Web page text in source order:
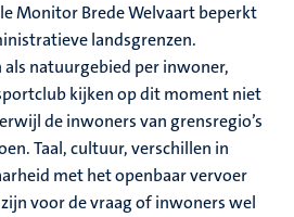
Monitor Brede Welvaart beperkt
landsgrenzen.
natuurgebied per inwoner,
kijken op dit moment niet
de inwoners van grensregio’s
Taal, cultuur, verschillen in
met het openbaar vervoer
voor de vraag of inwoners wel